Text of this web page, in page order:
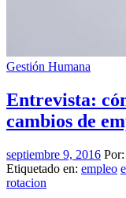
Gestión Humana
Entrevista:
cambios de
septiembre 9, 2016 Por:
Etiquetado en: empleo
rotacion